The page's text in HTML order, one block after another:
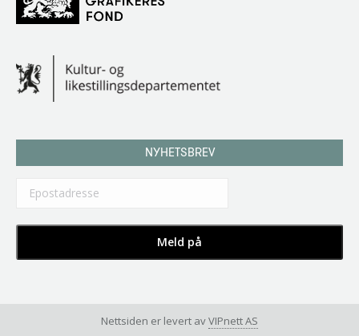
NYHETSBREV
Nettsiden er levert avVIPnett AS